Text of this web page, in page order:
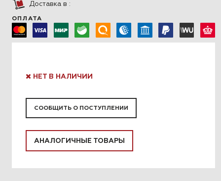
Доставка в :
ОПЛАТА
НЕТ В НАЛИЧИИ
СООБЩИТЬ О ПОСТУПЛЕНИИ
АНАЛОГИЧНЫЕ ТОВАРЫ